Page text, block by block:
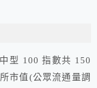
型 100 指數共 150
市值(公眾流通量調